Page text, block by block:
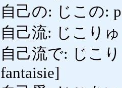
自己の: じこの:
自己流: じこり
自己流で: じこり
fantaisie]